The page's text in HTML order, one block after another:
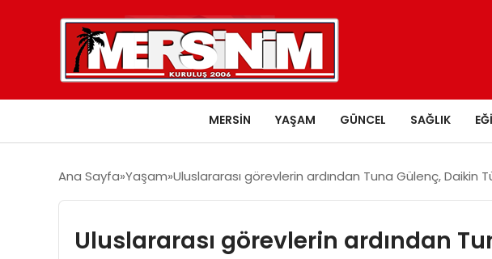
MERSIN YAŞAM GÜNCEL SAĞLIK
Ana Sayfa Yaşam Uluslararası görevlerin ardından Tuna Gülenç, Daikin
Uluslararası görevlerin ardından